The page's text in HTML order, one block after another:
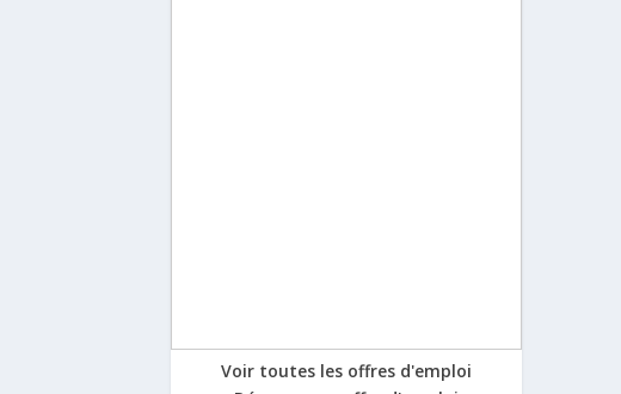
Voir toutes les offres d'emploi